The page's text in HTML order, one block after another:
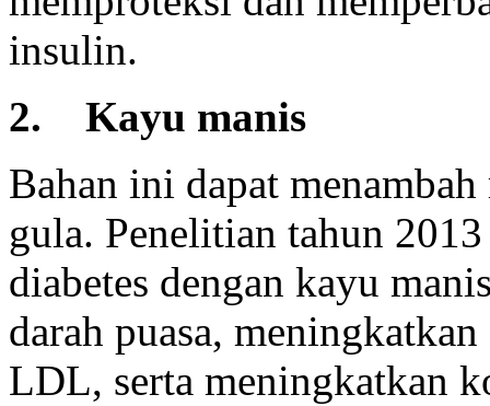
insulin.
2. Kayu manis
Bahan ini dapat
gula. Penelitian tahun
diabetes dengan kayu
darah puasa,
LDL, serta meningkatkan